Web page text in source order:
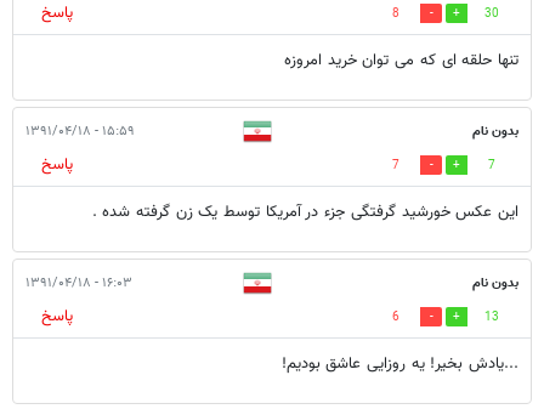
30
8
پاسخ
تنها حلقه ای که می توان خرید امروزه
بدون نام ۱۵:۵۹ - ۱۳۹۱/۰۴/۱۸
7
7
پاسخ
این عکس خورشید گرفتگی جزء در آمریکا توسط یک زن گرفته شده .
بدون نام ۱۶:۰۳ - ۱۳۹۱/۰۴/۱۸
13
6
پاسخ
...یادش بخیر! یه روزایی عاشق بودیم!